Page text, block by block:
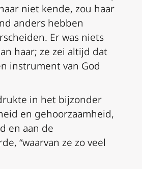
niet kende, zou haar
anders hebben
Er was niets
haar; ze zei altijd dat
instrument van God
in het bijzonder
en gehoorzaamheid,
en aan de
“waarvan ze zo veel